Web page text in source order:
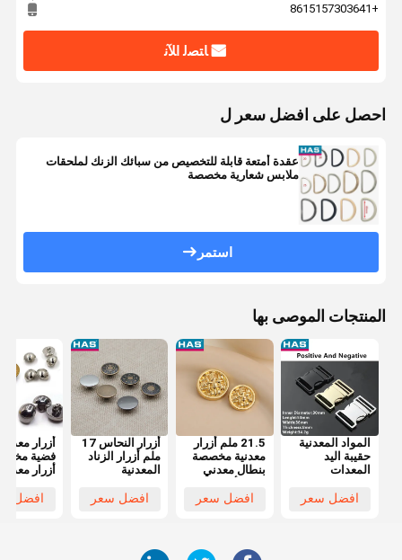
+8615157303641
ﺎﺘﺼﻟ ﺍﻶﻧ
احصل على افضل سعر ل
عقدة أمتعة قابلة للتخصيص من سبائك الزنك لملحقات
ملابس شعارية مخصصة
استمر
المنتجات الموصى بها
المواد المعدنية
حقيبة اليد
المعدات
السريع الإفراج
افضل سعر
21.5 ملم أزرار
معدنية مخصصة
بنطال معدني
غسلها
افضل سعر
أزرار النحاس 17
ملم أزرار الزناد
المعدنية
مخصصة
افضل سعر
أزرار
فضية
أزرار
الكرة 25 ملم
افضل